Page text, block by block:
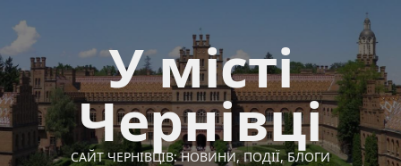
до
вмісту
У місті
Чернівці
САЙТ ЧЕРНІВЦІВ: НОВИНИ, ПОДІЇ, БЛОГИ